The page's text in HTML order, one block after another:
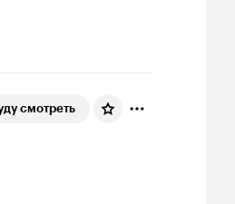
смотреть